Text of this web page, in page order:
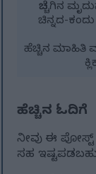
ಬೆಚ್ಚಗಿನ
ಚಿನ್ನದ-
ಹೆಚ್ಚಿನ ಮಾಹಿತಿ
ಹೆಚ್ಚಿನ ಓದಿಗೆ
ನೀವು ಈ ಪೋಸ್ಟ್
ಸಹ